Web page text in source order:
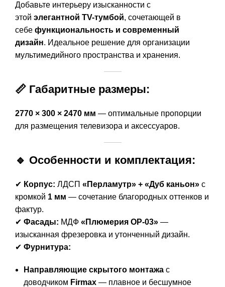
Добавьте интерьеру изысканности с
этой элегантной TV-тумбой, сочетающей в
себе функциональность и современный
дизайн. Идеальное решение для организации
мультимедийного пространства и хранения.
📏 Габаритные размеры:
2770 × 300 × 2470 мм — оптимальные пропорции
для размещения телевизора и аксессуаров.
🔹 Особенности и комплектация:
✔ Корпус: ЛДСП «Перламутр» + «Дуб каньон» с
кромкой 1 мм — сочетание благородных оттенков и
фактур.
✔ Фасады: МДФ «Плюмерия OP-03» —
изысканная фрезеровка и утонченный дизайн.
✔ Фурнитура:
Направляющие скрытого монтажа с
доводчиком Firmax — плавное и бесшумное